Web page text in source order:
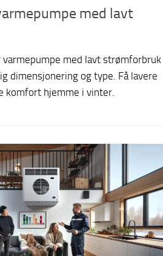
med lavt
med lavt strømforbruk
dimensjonering og type. Få lavere
komfort hjemme i vinter.